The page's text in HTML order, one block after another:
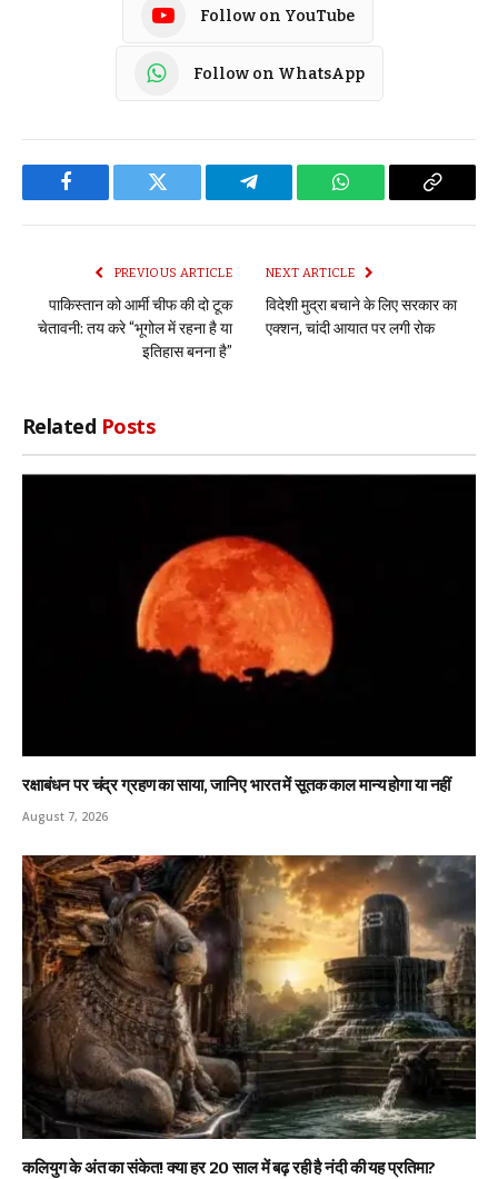
Follow on YouTube
Follow on WhatsApp
Facebook Twitter Telegram WhatsApp Copy
PREVIOUS ARTICLE
पाकिस्तान को आर्मी चीफ की दो टूक
चेतावनी: तय करे “भूगोल में रहना है या
इतिहास बनना है”
NEXT ARTICLE
विदेशी मुद्रा बचाने के लिए सरकार का
एक्शन, चांदी आयात पर लगी रोक
Related Posts
रक्षाबंधन पर चंद्र ग्रहण का साया, जानिए भारत में सूतक काल मान्य होगा या नहीं
August 7, 2026
कलियुग के अंत का संकेत! क्या हर 20 साल में बढ़ रही है नंदी की यह प्रतिमा?